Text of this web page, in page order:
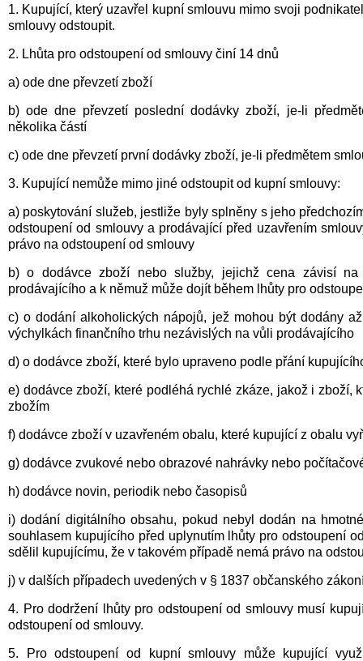
1. Kupující, který uzavřel kupní smlouvu mimo svoji
smlouvy odstoupit.
2. Lhůta pro odstoupení od smlouvy činí 14 dnů
a) ode dne převzetí zboží
b) ode dne převzetí poslední dodávky zboží, je-li
několika částí
c) ode dne převzetí první dodávky zboží, je-li předmětem
3. Kupující nemůže mimo jiné odstoupit od kupní smlouvy:
a) poskytování služeb, jestliže byly splněny s jeho
odstoupení od smlouvy a prodávající před uzavřením
právo na odstoupení od smlouvy
b) o dodávce zboží nebo služby, jejichž cena závisí
prodávajícího a k němuž může dojít během lhůty pro
c) o dodání alkoholických nápojů, jež mohou být dodány
výchylkách finančního trhu nezávislých na vůli prodávajícího
d) o dodávce zboží, které bylo upraveno podle přání
e) dodávce zboží, které podléhá rychlé zkáze, jakož i zboží,
zbožím
f) dodávce zboží v uzavřeném obalu, které kupující z obalu
g) dodávce zvukové nebo obrazové nahrávky nebo
h) dodávce novin, periodik nebo časopisů
i) dodání digitálního obsahu, pokud nebyl dodán na
souhlasem kupujícího před uplynutím lhůty pro odstoupení
sdělil kupujícímu, že v takovém případě nemá právo na
j) v dalších případech uvedených v § 1837 občanského
4. Pro dodržení lhůty pro odstoupení od smlouvy musí
odstoupení od smlouvy.
5. Pro odstoupení od kupní smlouvy může kupující